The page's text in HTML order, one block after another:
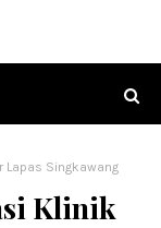
Lapas Singkawang
Klinik